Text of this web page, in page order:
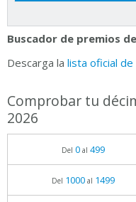
Buscador de premios
Descarga la lista oficial
Comprobar tu
2026
Del 0al 499
Del 1000al 1499